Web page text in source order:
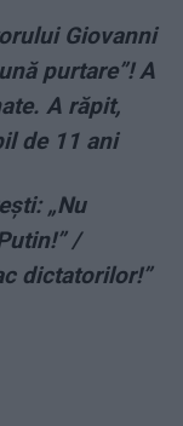
Giovanni
purtare”! A
A răpit,
de 11 ani
„Nu
/
dictatorilor!”